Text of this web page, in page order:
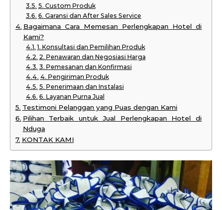
5. Custom Produk
6. Garansi dan After Sales Service
Bagaimana Cara Memesan Perlengkapan Hotel di
Kami?
1. Konsultasi dan Pemilihan Produk
2. Penawaran dan Negosiasi Harga
3. Pemesanan dan Konfirmasi
4. Pengiriman Produk
5. Penerimaan dan Instalasi
6. Layanan Purna Jual
Testimoni Pelanggan yang Puas dengan Kami
Pilihan Terbaik untuk Jual Perlengkapan Hotel di
Nduga
KONTAK KAMI